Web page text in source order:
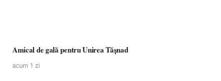
Amical de gală pentru Unirea Tășnad
acum 1 zi